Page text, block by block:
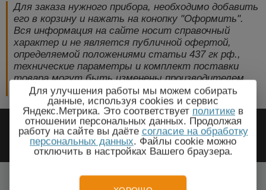
Для заказа нужного прибора, необходимо добавить
его в корзину и нажать на конопку "Оформить".
Вся информация на сайте носит справочный
характер и не является публичной офертой,
определяемой положениями статьи 437 гк рф.,
технические параметры и комплект поставки
товара могут быть изменены производителем
без предварительного уведомления!
2009-2026 © ЭлектроПрогресс -
Электротехническое оборудование
Красноярск, Красноярский край
Для улучшения работы мы можем собирать
данные, используя cookies и сервис
Яндекс.Метрика. Это соответствует политике в
отношении персональных данных. Продолжая
работу на сайте вы даёте согласие на обработку
персональных данных. Файлы cookie можно
отключить в настройках Вашего браузера.